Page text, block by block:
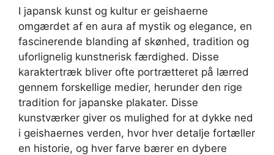
I japansk kunst og kultur er geishaerne
omgærdet af en aura af mystik og elegance, en
fascinerende blanding af skønhed, tradition og
uforlignelig kunstnerisk færdighed. Disse
karaktertræk bliver ofte portrætteret på lærred
gennem forskellige medier, herunder den rige
tradition for japanske plakater. Disse
kunstværker giver os mulighed for at dykke ned
i geishaernes verden, hvor hver detalje fortæller
en historie, og hver farve bærer en dybere